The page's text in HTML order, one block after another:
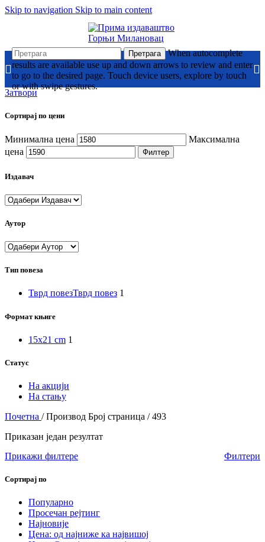
Skip to navigation Skip to main content
Претрага
When autocomplete
results are available use up and down arrows to review and enter
to go to the desired page. Touch device users, explore by touch
or with swipe gestures.
Затвори
Сортирај по цени
Минимална цена
Максимална
цена
Филтер
Издавач
Аутор
Тип повеза
Тврд повезТврд повез 1
Формат књиге
15x21 cm 1
Статус
На акцији
На стању
Почетна / Производ Број страница / 493
Приказан један резултат
Прикажи филтере
Филтери
Сортирај по
Популарно
Просечан рејтинг
Најновије
Цена: од најниже ка највишој